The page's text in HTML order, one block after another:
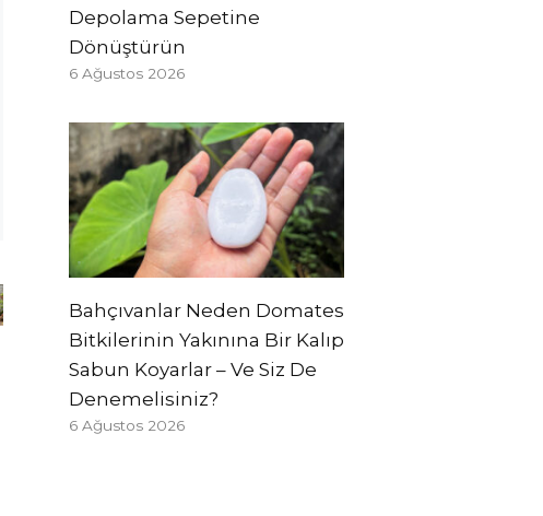
Depolama Sepetine
Dönüştürün
6 Ağustos 2026
Bahçıvanlar Neden Domates
Bitkilerinin Yakınına Bir Kalıp
Sabun Koyarlar – Ve Siz De
Denemelisiniz?
6 Ağustos 2026